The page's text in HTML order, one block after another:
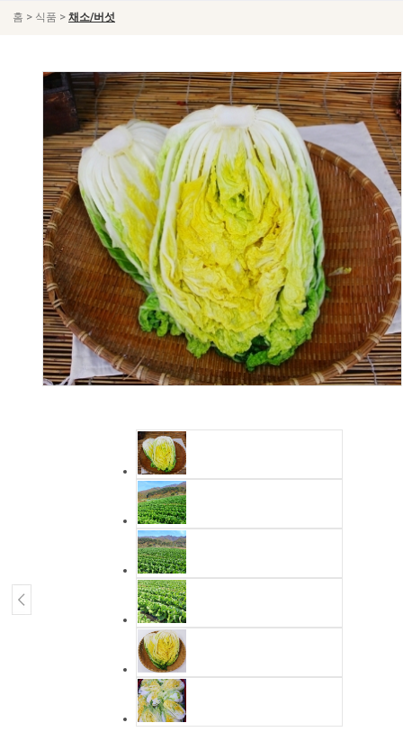
홈 > 식품 > 채소/버섯